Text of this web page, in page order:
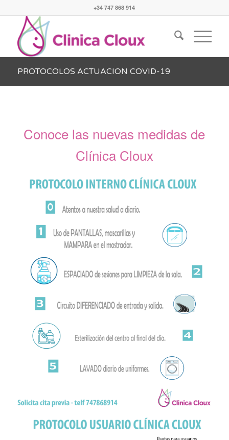
+34 747 868 914
PROTOCOLOS ACTUACION COVID-19
Conoce las nuevas medidas de
Clínica Cloux